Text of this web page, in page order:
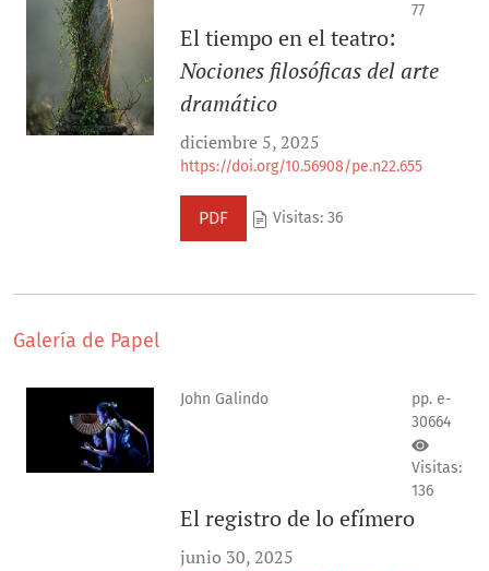
77
El tiempo en el teatro:
Nociones filosóficas del arte
dramático
diciembre 5, 2025
https://doi.org/10.56908/pe.n22.655
PDF Visitas: 36
Galería de Papel
John Galindo
pp. e-
30664
Visitas:
136
El registro de lo efímero
junio 30, 2025